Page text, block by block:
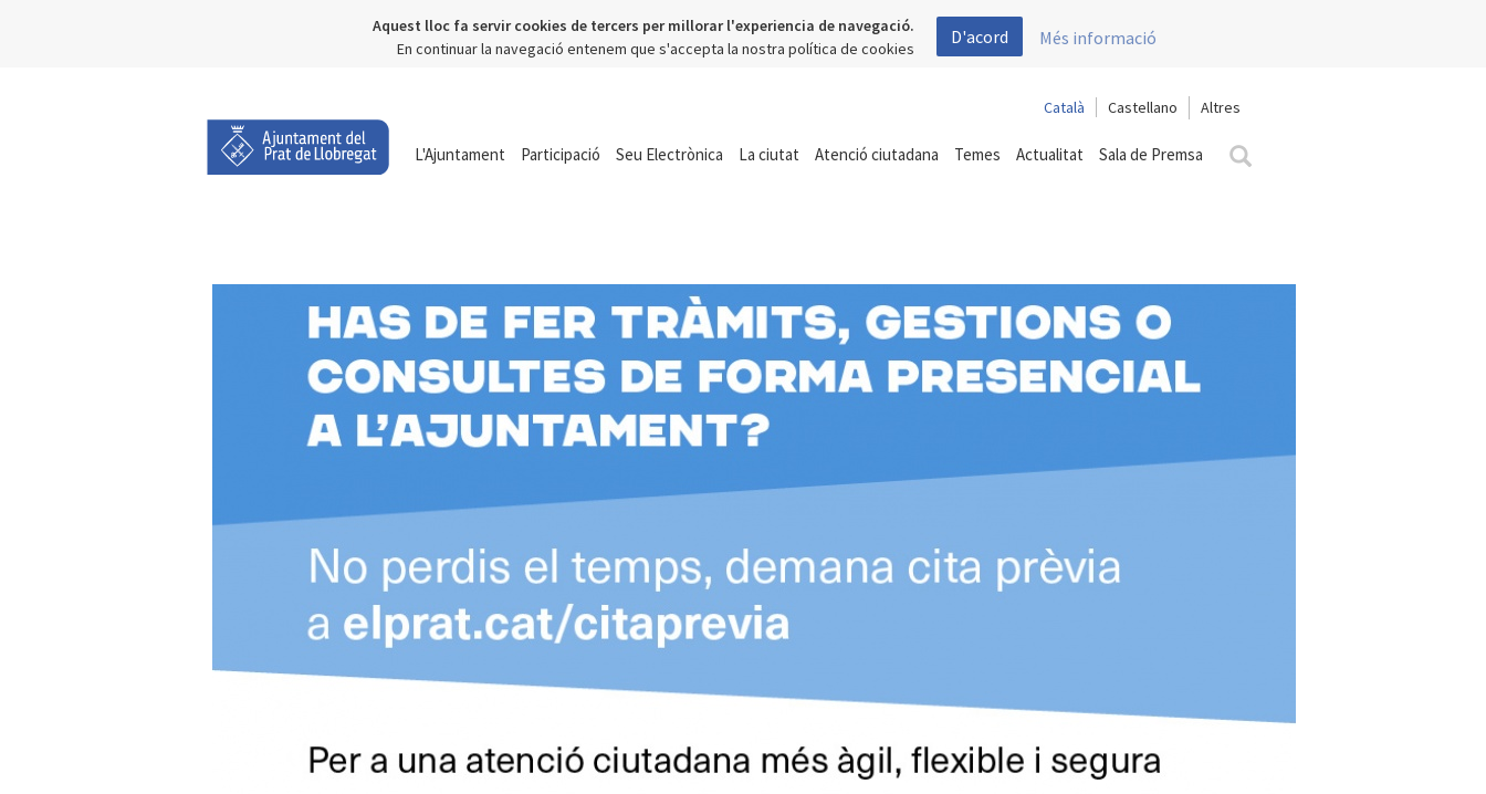
Aquest lloc fa servir cookies de tercers per millorar l'experiencia de navegació.
En continuar la navegació entenem que s'accepta la nostra política de cookies
D'acord Més informació
Català Castellano
L'Ajuntament Participació Seu Electrònica La ciutat Atenció ciutadana Temes Actualitat Sala de Premsa